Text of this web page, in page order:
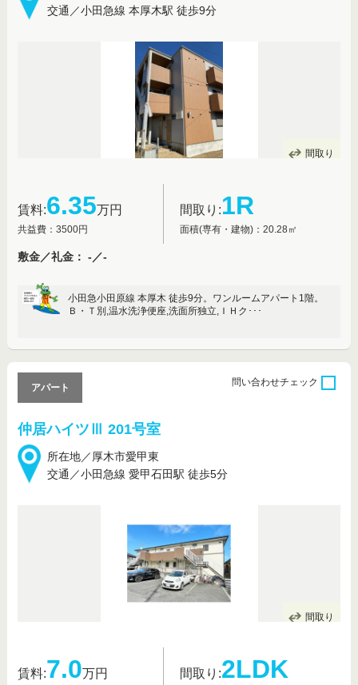
交通／小田急線 本厚木駅 徒歩9分
間取り
賃料:6.35万円
共益費：3500円
間取り:1R
面積(専有・建物)：20.28㎡
敷金／礼金： -／-
小田急小田原線 本厚木 徒歩9分。ワンルームアパート1階。
Ｂ・Ｔ別,温水洗浄便座,洗面所独立,ＩＨク･･･
仲居ハイツⅢ 201号室
所在地／厚木市愛甲東
交通／小田急線 愛甲石田駅 徒歩5分
アパート
問い合わせチェック
間取り
賃料:7.0万円 間取り:2LDK